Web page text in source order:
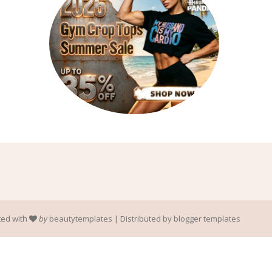
with by beautytemplates | Distributed by blogger templates